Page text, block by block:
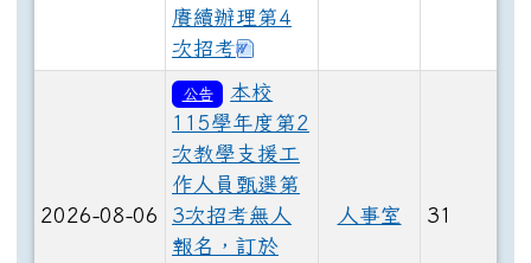
賡續辦理第4
次招考
2026-08-06
公告
本校
115學年度第2
次教學支援工
作人員甄選第
3次招考無人
報名，訂於
人事室 31